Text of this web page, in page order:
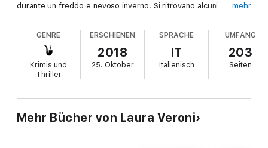
durante un freddo e nevoso inverno. Si ritrovano alcuni
Lorenzo Chiari. Ricca di colpi di scena, la storia non manca di
momenti di intenso sentimentalismo e di emotività che non
lasceranno indifferente il lettore. Qui si incontra una Elena
Macchi più matura e riflessiva, preda di tormenti interiori legati
alla sfera affettiva, una donna autentica, che svela anche il lato
integerrimo e distaccato come nella sua prima apparizione. Non
per questo verrà meno il lato ruvido del suo carattere col quale
il P.M. d'acciaio darà ancora del filo da torcere ai suoi
mehr
GENRE
Krimis und
Thriller
ERSCHIENEN
2018
25. Oktober
SPRACHE
IT
Italienisch
UMFANG
203
Seiten
Mehr Bücher von Laura Veroni